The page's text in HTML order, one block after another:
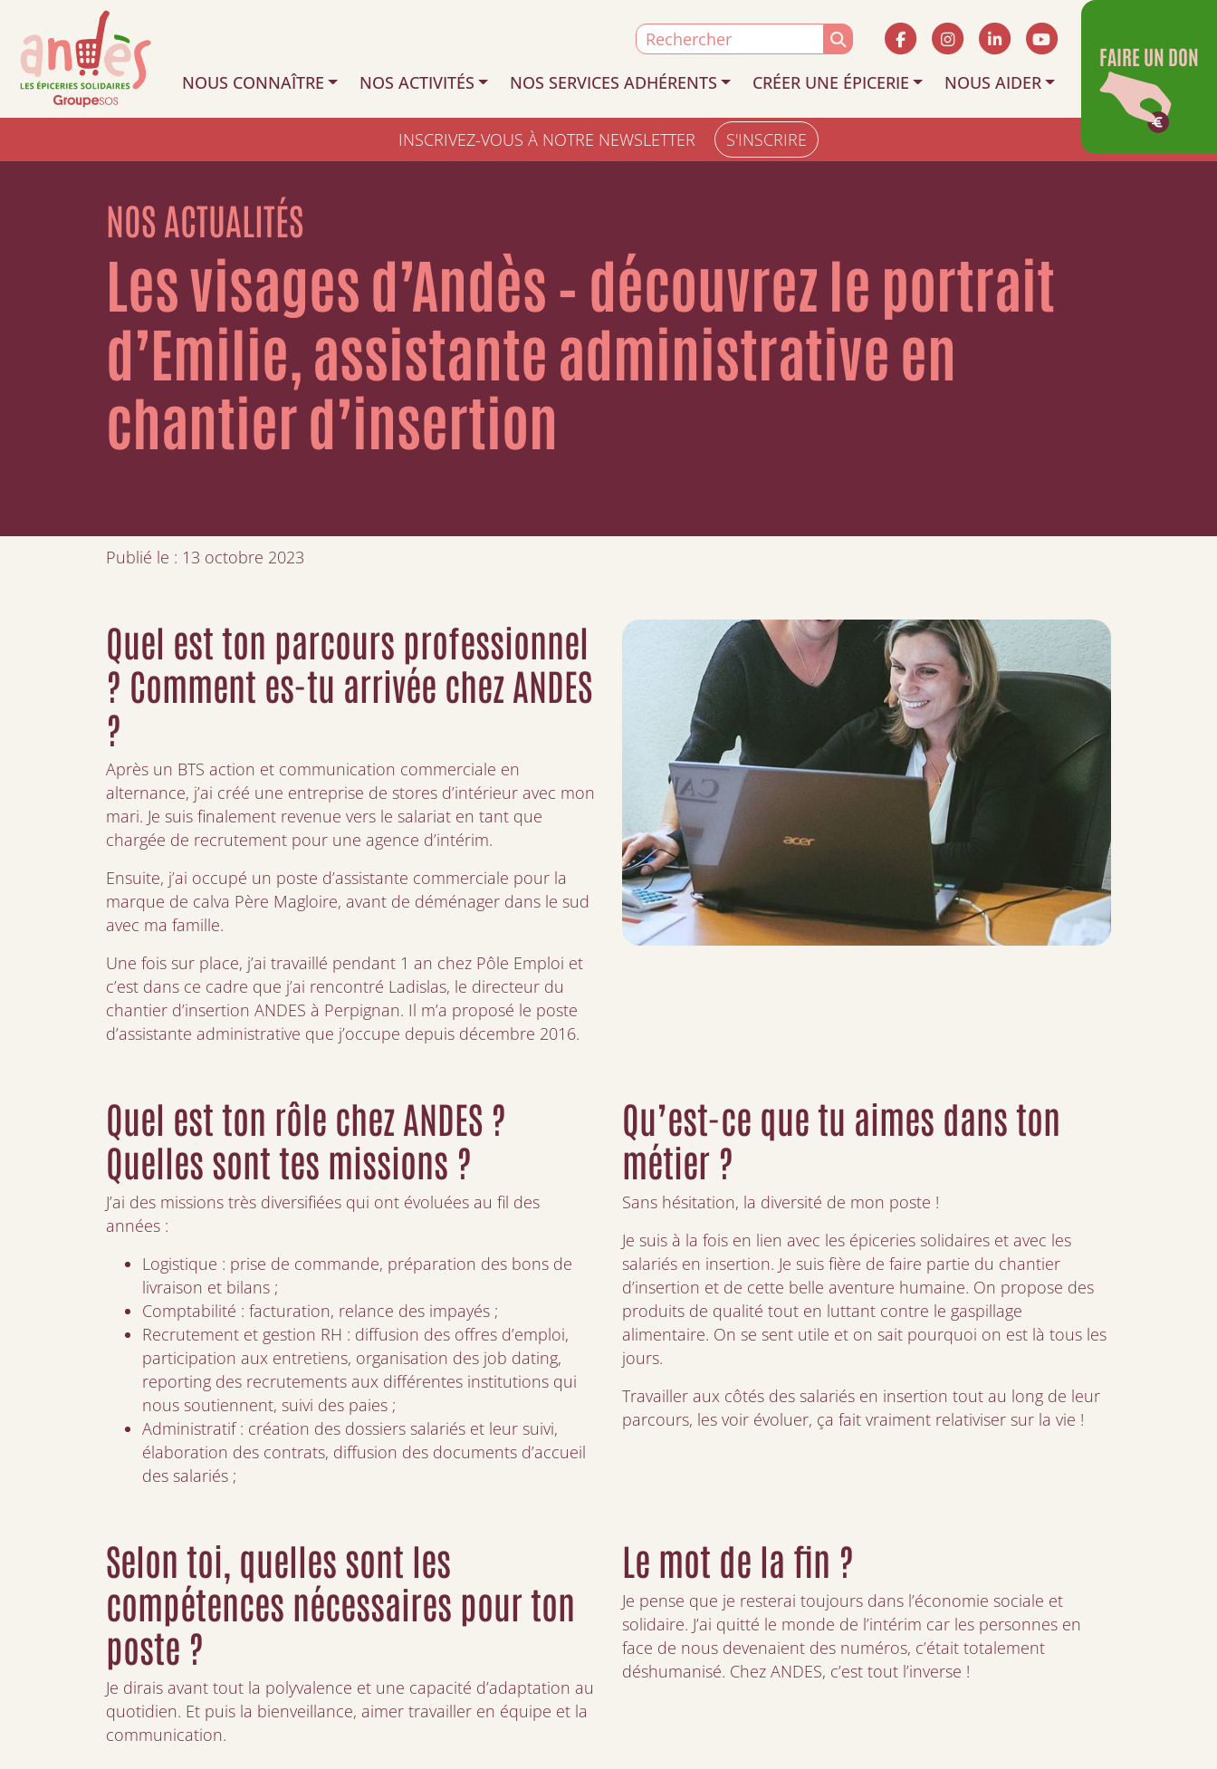
Search
for:
NOUS CONNAÎTRE
NOS ACTIVITÉS NOS SERVICES ADHÉRENTS CRÉER UNE ÉPICERIE NOUS AIDER
INSCRIVEZ-VOUS À NOTRE NEWSLETTER S'INSCRIRE
FAIRE UN DON
NOS ACTUALITÉS
Les visages d’Andès – découvrez le portrait
d’Emilie, assistante administrative en
chantier d’insertion
Publié le : 13 octobre 2023
Quel est ton parcours professionnel
? Comment es-tu arrivée chez ANDES
?
Après un BTS action et communication commerciale en
alternance, j’ai créé une entreprise de stores d’intérieur avec mon
mari. Je suis finalement revenue vers le salariat en tant que
chargée de recrutement pour une agence d’intérim.
Ensuite, j’ai occupé un poste d’assistante commerciale pour la
marque de calva Père Magloire, avant de déménager dans le sud
avec ma famille.
Une fois sur place, j’ai travaillé pendant 1 an chez Pôle Emploi et
c’est dans ce cadre que j’ai rencontré Ladislas, le directeur du
chantier d’insertion ANDES à Perpignan. Il m’a proposé le poste
d’assistante administrative que j’occupe depuis décembre 2016.
Quel est ton rôle chez ANDES ?
Quelles sont tes missions ?
J’ai des missions très diversifiées qui ont évoluées au fil des
années :
Logistique : prise de commande, préparation des bons de
livraison et bilans ;
Comptabilité : facturation, relance des impayés ;
Recrutement et gestion RH : diffusion des offres d’emploi,
participation aux entretiens, organisation des job dating,
reporting des recrutements aux différentes institutions qui
nous soutiennent, suivi des paies ;
Administratif : création des dossiers salariés et leur suivi,
élaboration des contrats, diffusion des documents d’accueil
des salariés ;
Qu’est-ce que tu aimes dans ton
métier ?
Sans hésitation, la diversité de mon poste !
Je suis à la fois en lien avec les épiceries solidaires et avec les
salariés en insertion. Je suis fière de faire partie du chantier
d’insertion et de cette belle aventure humaine. On propose des
produits de qualité tout en luttant contre le gaspillage
alimentaire. On se sent utile et on sait pourquoi on est là tous les
jours.
Travailler aux côtés des salariés en insertion tout au long de leur
parcours, les voir évoluer, ça fait vraiment relativiser sur la vie !
Selon toi, quelles sont les
compétences nécessaires pour ton
poste ?
Je dirais avant tout la polyvalence et une capacité d’adaptation au
quotidien. Et puis la bienveillance, aimer travailler en équipe et la
communication.
Le mot de la fin ?
Je pense que je resterai toujours dans l’économie sociale et
solidaire. J’ai quitté le monde de l’intérim car les personnes en
face de nous devenaient des numéros, c’était totalement
déshumanisé. Chez ANDES, c’est tout l’inverse !